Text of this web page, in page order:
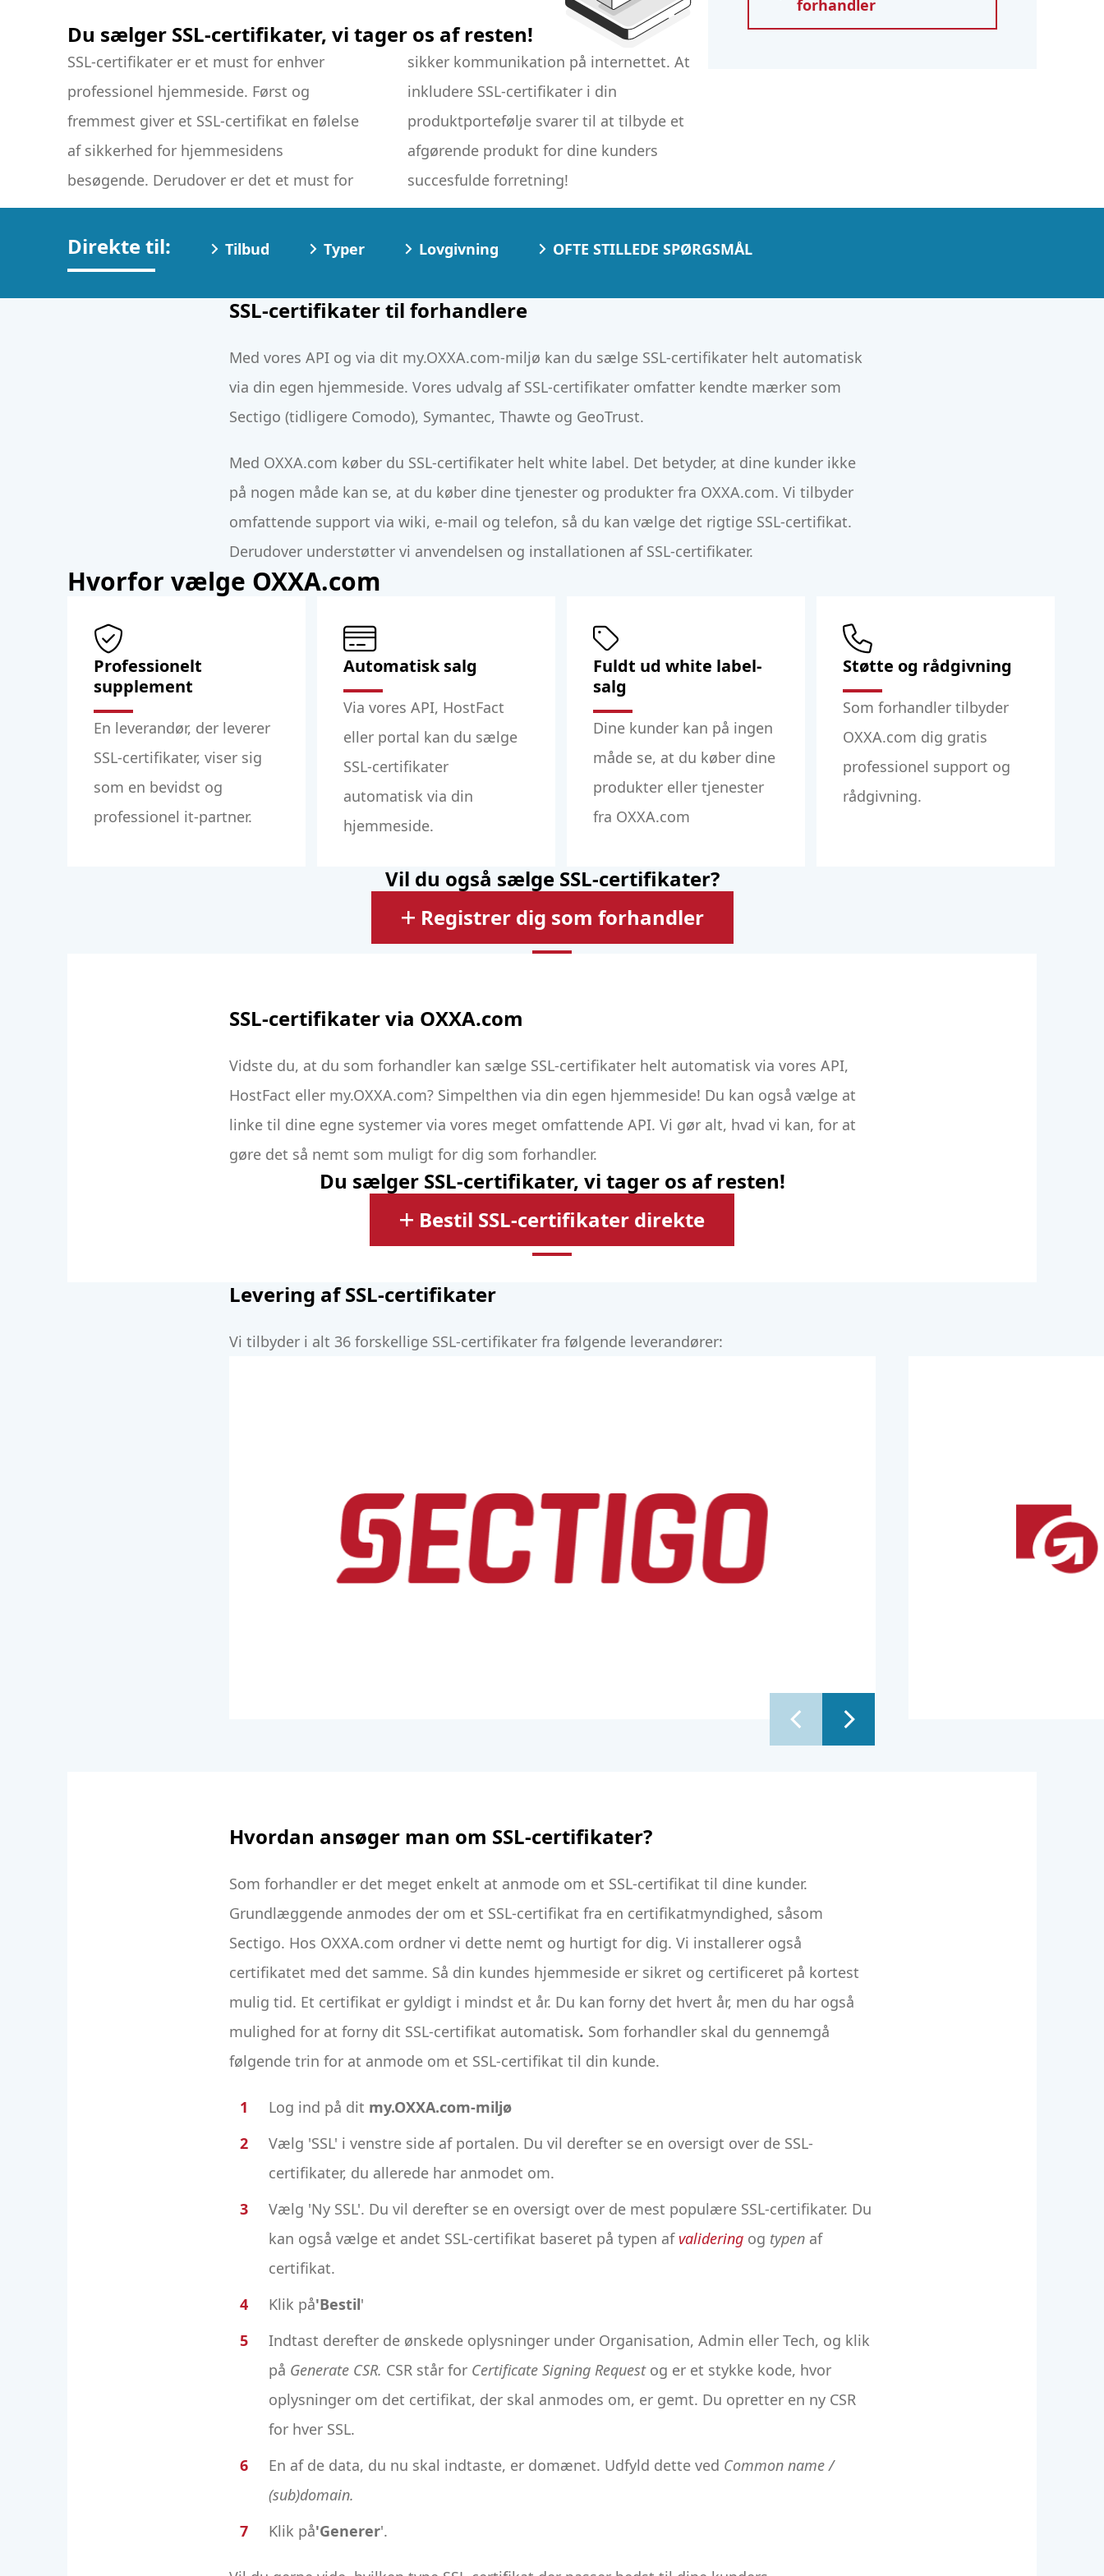
Du sælger SSL-certifikater, vi tager os af resten!
SSL-certifikater er et must for enhver
professionel hjemmeside. Først og
fremmest giver et SSL-certifikat en følelse
af sikkerhed for hjemmesidens
besøgende. Derudover er det et must for
sikker kommunikation på internettet. At
inkludere SSL-certifikater i din
produktportefølje svarer til at tilbyde et
afgørende produkt for dine kunders
succesfulde forretning!
forhandler
Direkte til: Tilbud Typer Lovgivning OFTE STILLEDE SPØRGSMÅL
SSL-certifikater til forhandlere
Med vores API og via dit my.OXXA.com-miljø kan du sælge SSL-certifikater helt automatisk
via din egen hjemmeside. Vores udvalg af SSL-certifikater omfatter kendte mærker som
Sectigo (tidligere Comodo), Symantec, Thawte og GeoTrust.
Med OXXA.com køber du SSL-certifikater helt white label. Det betyder, at dine kunder ikke
på nogen måde kan se, at du køber dine tjenester og produkter fra OXXA.com. Vi tilbyder
omfattende support via wiki, e-mail og telefon, så du kan vælge det rigtige SSL-certifikat.
Derudover understøtter vi anvendelsen og installationen af SSL-certifikater.
Hvorfor vælge OXXA.com
Professionelt
supplement
En leverandør, der leverer
SSL-certifikater, viser sig
som en bevidst og
professionel it-partner.
Automatisk salg
Via vores API, HostFact
eller portal kan du sælge
SSL-certifikater
automatisk via din
hjemmeside.
Fuldt ud white label-
salg
Dine kunder kan på ingen
måde se, at du køber dine
produkter eller tjenester
fra OXXA.com
Støtte og rådgivning
Som forhandler tilbyder
OXXA.com dig gratis
professionel support og
rådgivning.
Vil du også sælge SSL-certifikater?
Registrer dig som forhandler
SSL-certifikater via OXXA.com
Vidste du, at du som forhandler kan sælge SSL-certifikater helt automatisk via vores API,
HostFact eller my.OXXA.com? Simpelthen via din egen hjemmeside! Du kan også vælge at
linke til dine egne systemer via vores meget omfattende API. Vi gør alt, hvad vi kan, for at
gøre det så nemt som muligt for dig som forhandler.
Du sælger SSL-certifikater, vi tager os af resten!
Bestil SSL-certifikater direkte
Levering af SSL-certifikater
Vi tilbyder i alt 36 forskellige SSL-certifikater fra følgende leverandører:
Hvordan ansøger man om SSL-certifikater?
Som forhandler er det meget enkelt at anmode om et SSL-certifikat til dine kunder.
Grundlæggende anmodes der om et SSL-certifikat fra en certifikatmyndighed, såsom
Sectigo. Hos OXXA.com ordner vi dette nemt og hurtigt for dig. Vi installerer også
certifikatet med det samme. Så din kundes hjemmeside er sikret og certificeret på kortest
mulig tid. Et certifikat er gyldigt i mindst et år. Du kan forny det hvert år, men du har også
mulighed for at forny dit SSL-certifikat automatisk. Som forhandler skal du gennemgå
følgende trin for at anmode om et SSL-certifikat til din kunde.
Log ind på dit my.OXXA.com-miljø
Vælg 'SSL' i venstre side af portalen. Du vil derefter se en oversigt over de SSL-
certifikater, du allerede har anmodet om.
Vælg 'Ny SSL'. Du vil derefter se en oversigt over de mest populære SSL-certifikater. Du
kan også vælge et andet SSL-certifikat baseret på typen af valideringog typenaf
certifikat.
Klik på'Bestil'
Indtast derefter de ønskede oplysninger under Organisation, Admin eller Tech, og klik
på Generate CSR. CSR står for Certificate Signing Requestog er et stykke kode, hvor
oplysninger om det certifikat, der skal anmodes om, er gemt. Du opretter en ny CSR
for hver SSL.
En af de data, du nu skal indtaste, er domænet. Udfyld dette ved Common name /
(sub)domain.
Klik på'Generer'.